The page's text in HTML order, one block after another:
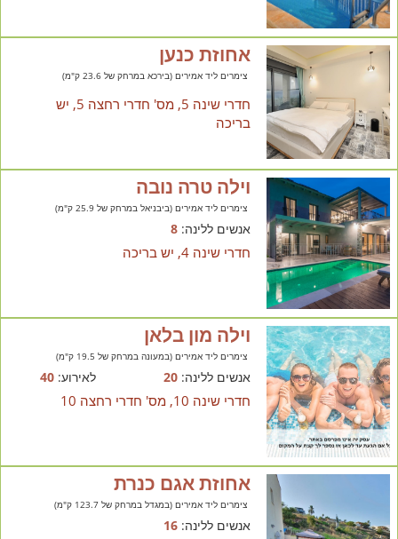
אחוזת כנען
צימרים ליד אמירים (בירכא במרחק של 23.6 ק"מ)
חדרי שינה 5, מס' חדרי רחצה 5, יש
בריכה
וילה טרה נובה
צימרים ליד אמירים (ביבניאל במרחק של 25.9 ק"מ)
אנשים ללינה:8
חדרי שינה 4, יש בריכה
וילה מון בלאן
צימרים ליד אמירים (במעונה במרחק של 19.5 ק"מ)
אנשים ללינה:20 לאירוע:40
חדרי שינה 10, מס' חדרי רחצה 10
אחוזת אגם כנרת
צימרים ליד אמירים (במגדל במרחק של 123.7 ק"מ)
אנשים ללינה:16